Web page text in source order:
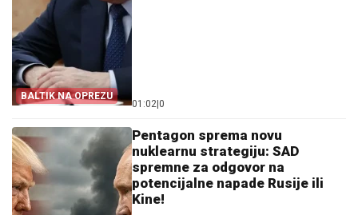
BALTIK NA OPREZU
01:02 0
Pentagon sprema novu
nuklearnu strategiju: SAD
spremne za odgovor na
potencijalne napade Rusije ili
Kine!